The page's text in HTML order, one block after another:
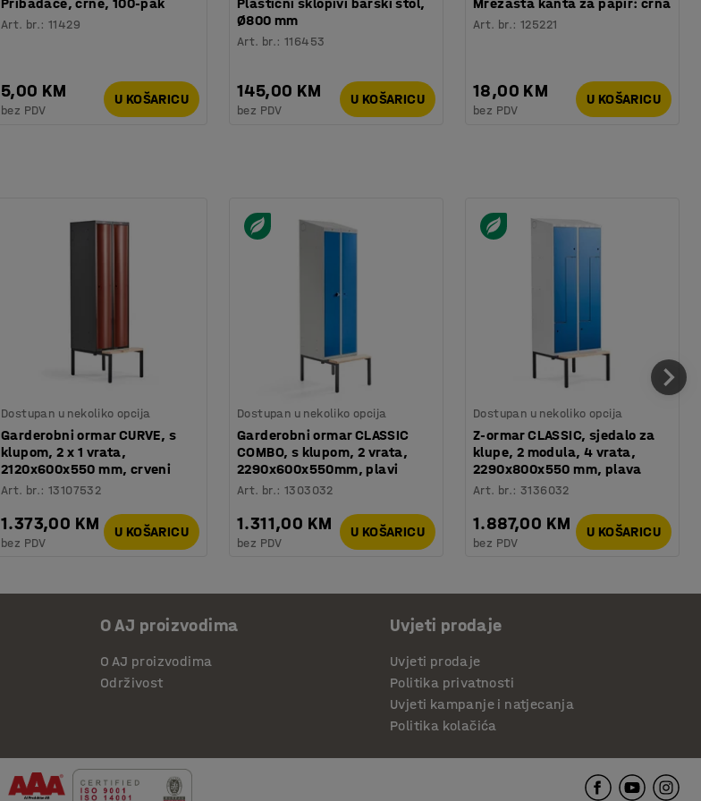
Art. br.:11429
5,00 KM
bez PDV
U KOŠARICU
Ø800 mm
Art. br.:116453
145,00 KM
bez PDV
U KOŠARICU
Art. br.:125221
18,00 KM
bez PDV
U KOŠARICU
Dostupan u nekoliko opcija
Garderobni ormar CURVE, s
klupom, 2 x 1 vrata,
2120x600x550 mm, crveni
Art. br.:13107532
1.373,00 KM
bez PDV
U KOŠARICU
Dostupan u nekoliko opcija
Garderobni ormar CLASSIC
COMBO, s klupom, 2 vrata,
2290x600x550mm, plavi
Art. br.:1303032
1.311,00 KM
bez PDV
U KOŠARICU
Dostupan u nekoliko opcija
Z-ormar CLASSIC, sjedalo za
klupe, 2 modula, 4 vrata,
2290x800x550 mm, plava
Art. br.:3136032
1.887,00 KM
bez PDV
U KOŠARICU
O AJ proizvodima
O AJ proizvodima
Održivost
Uvjeti prodaje
Uvjeti prodaje
Politika privatnosti
Uvjeti kampanje i natjecanja
Politika kolačića